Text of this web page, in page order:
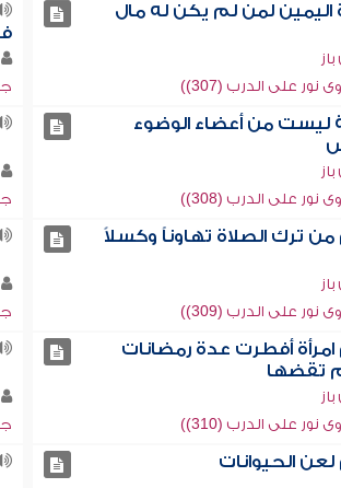
اليمين لمن لم يكن له مال
على الدرب (307))
ليست من أعضاء الوضوء
على الدرب (308))
ترك الصلاة تهاوناً وكسلاً
على الدرب (309))
أفطرت عدة رمضانات
تقضها
على الدرب (310))
الحيوانات